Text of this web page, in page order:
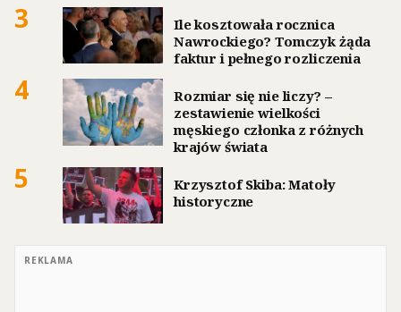
3
Ile kosztowała rocznica
Nawrockiego? Tomczyk żąda
faktur i pełnego rozliczenia
4
Rozmiar się nie liczy? –
zestawienie wielkości
męskiego członka z różnych
krajów świata
5
Krzysztof Skiba: Matoły
historyczne
REKLAMA